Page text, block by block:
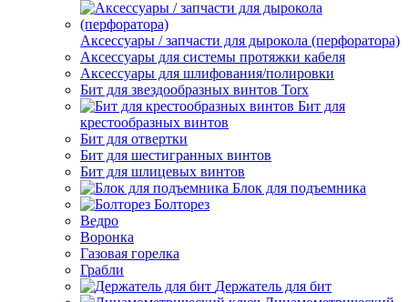
Аксессуары / запчасти для дырокола (перфоратора)
Аксессуары для системы протяжки кабеля
Аксессуары для шлифования/полировки
Бит для звездообразных винтов Torx
Бит для
крестообразных винтов
Бит для отвертки
Бит для шестигранных винтов
Бит для шлицевых винтов
Блок для подъемника
Болторез
Ведро
Воронка
Газовая горелка
Грабли
Держатель для бит